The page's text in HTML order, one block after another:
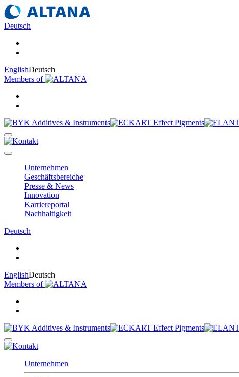
Deutsch
EnglishDeutsch
Members of
Unternehmen
Geschäftsbereiche
Presse & News
Innovation
Karriereportal
Nachhaltigkeit
Deutsch
EnglishDeutsch
Members of
Unternehmen